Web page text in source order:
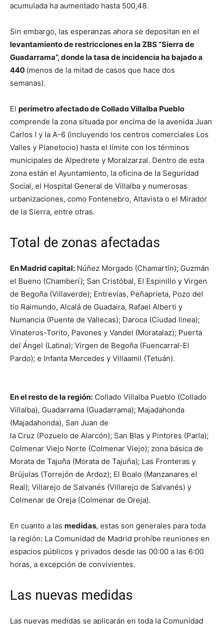
acumulada ha aumentado hasta 500,48.
Sin embargo, las esperanzas ahora se depositan en el
levantamiento de restricciones en la ZBS “Sierra de
Guadarrama”, donde la tasa de incidencia ha bajado a
440 (menos de la mitad de casos que hace dos
semanas).
El perímetro afectado de Collado Villalba Pueblo
comprende la zona situada por encima de la avenida Juan
Carlos I y la A-6 (incluyendo los centros comerciales Los
Valles y Planetocio) hasta el límite con los términos
municipales de Alpedrete y Moralzarzal. Dentro de esta
zona están el Ayuntamiento, la oficina de la Seguridad
Social, el Hospital General de Villalba y numerosas
urbanizaciones, como Fontenebro, Altavista o el Mirador
de la Sierra, entre otras.
Total de zonas afectadas
En Madrid capital: Núñez Morgado (Chamartín); Guzmán
el Bueno (Chamberí); San Cristóbal, El Espinillo y Virgen
de Begoña (Villaverde); Entrevías, Peñaprieta, Pozo del
tío Raimundo, Alcalá de Guadaira, Rafael Alberti y
Numancia (Puente de Vallecas); Daroca (Ciudad linea);
Vinateros-Torito, Pavones y Vandel (Moratalaz); Puerta
del Ángel (Latina); Virgen de Begoña (Fuencarral-El
Pardo); e Infanta Mercedes y Villaamil (Tetuán).
En el resto de la región: Collado Villalba Pueblo (Collado
Villalba), Guadarrama (Guadarrama); Majadahonda
(Majadahonda), San Juan de
la Cruz (Pozuelo de Alarcón); San Blas y Pintores (Parla);
Colmenar Viejo Norte (Colmenar Viejo); zona básica de
Morata de Tajuña (Morata de Tajuña); Las Fronteras y
Brújulas (Torrejón de Ardoz); El Boalo (Manzanares el
Real); Villarejo de Salvanés (Villarejo de Salvanés) y
Colmenar de Oreja (Colmenar de Oreja).
En cuanto a las medidas, estas son generales para toda
la región: La Comunidad de Madrid prohíbe reuniones en
espacios públicos y privados desde las 00:00 a las 6:00
horas, a excepción de convivientes.
Las nuevas medidas
Las nuevas medidas se aplicarán en toda la Comunidad